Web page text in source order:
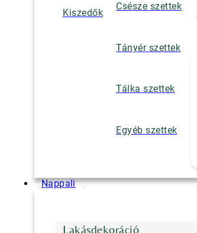
Kiszedők
Csésze szettek
Tányér szettek
Tálka szettek
Egyéb szettek
Nappali
Lakásdekoráció